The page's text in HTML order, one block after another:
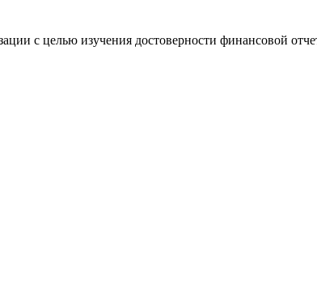
с целью изучения достоверности финансовой